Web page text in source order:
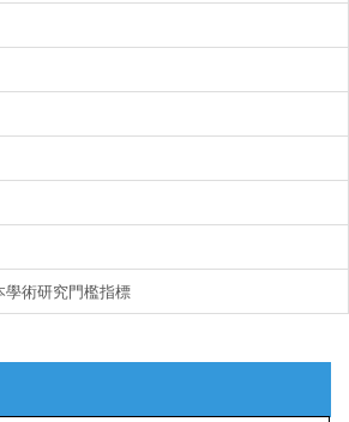
術研究門檻指標